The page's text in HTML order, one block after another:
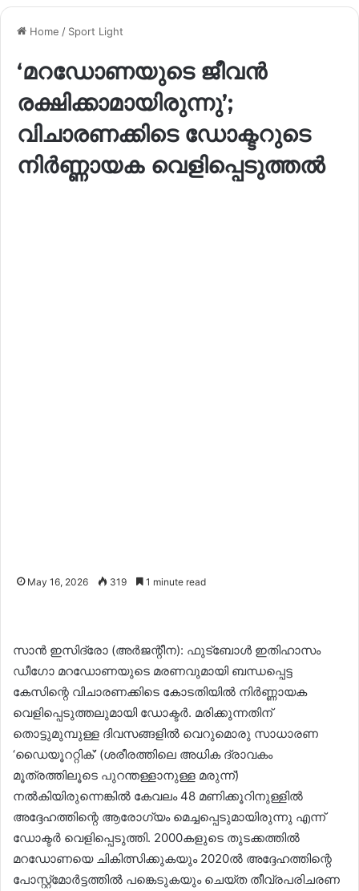
Home / Sport Light
‘മറഡോണയുടെ ജീവൻ
രക്ഷിക്കാമായിരുന്നു’;
വിചാരണക്കിടെ ഡോക്ടറുടെ
നിർണ്ണായക വെളിപ്പെടുത്തൽ
May 16, 2026 319 1 minute read
സാൻ ഇസിദ്രോ (അർജന്റീന): ഫുട്ബോൾ ഇതിഹാസം
ഡീഗോ മറഡോണയുടെ മരണവുമായി ബന്ധപ്പെട്ട
കേസിന്റെ വിചാരണക്കിടെ കോടതിയിൽ നിർണ്ണായക
വെളിപ്പെടുത്തലുമായി ഡോക്ടർ. മരിക്കുന്നതിന്
തൊട്ടുമുമ്പുള്ള ദിവസങ്ങളിൽ വെറുമൊരു സാധാരണ
‘ഡൈയൂററ്റിക്’ (ശരീരത്തിലെ അധിക ദ്രാവകം
മൂത്രത്തിലൂടെ പുറന്തള്ളാനുള്ള മരുന്ന്)
നൽകിയിരുന്നെങ്കിൽ കേവലം 48 മണിക്കൂറിനുള്ളിൽ
അദ്ദേഹത്തിന്റെ ആരോഗ്യം മെച്ചപ്പെടുമായിരുന്നു എന്ന്
ഡോക്ടർ വെളിപ്പെടുത്തി. 2000കളുടെ തുടക്കത്തിൽ
മറഡോണയെ ചികിത്സിക്കുകയും 2020ൽ അദ്ദേഹത്തിന്റെ
പോസ്റ്റ്‌മോർട്ടത്തിൽ പങ്കെടുകയും ചെയ്ത തീവ്രപരിചരണ